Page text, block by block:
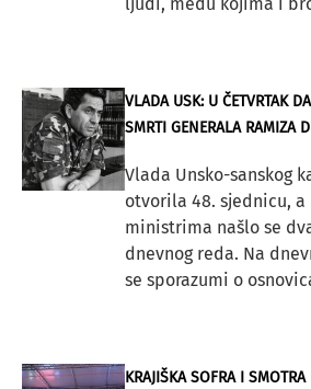
VLADA USK: U ČETVRTAK
SMRTI GENERALA RAMIZA
Vlada Unsko-sanskog
otvorila 48. sjednicu,
ministrima našlo se
dnevnog reda. Na
se sporazumi o
KRAJIŠKA SOFRA I